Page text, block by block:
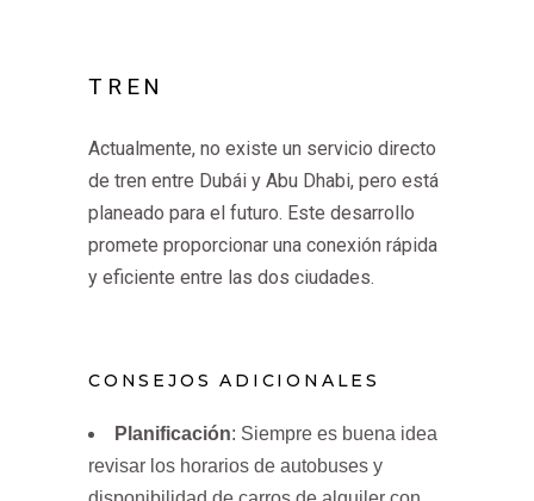
TREN
Actualmente, no existe un servicio directo
de tren entre Dubái y Abu Dhabi, pero está
planeado para el futuro. Este desarrollo
promete proporcionar una conexión rápida
y eficiente entre las dos ciudades.
CONSEJOS ADICIONALES
Planificación: Siempre es buena idea
revisar los horarios de autobuses y